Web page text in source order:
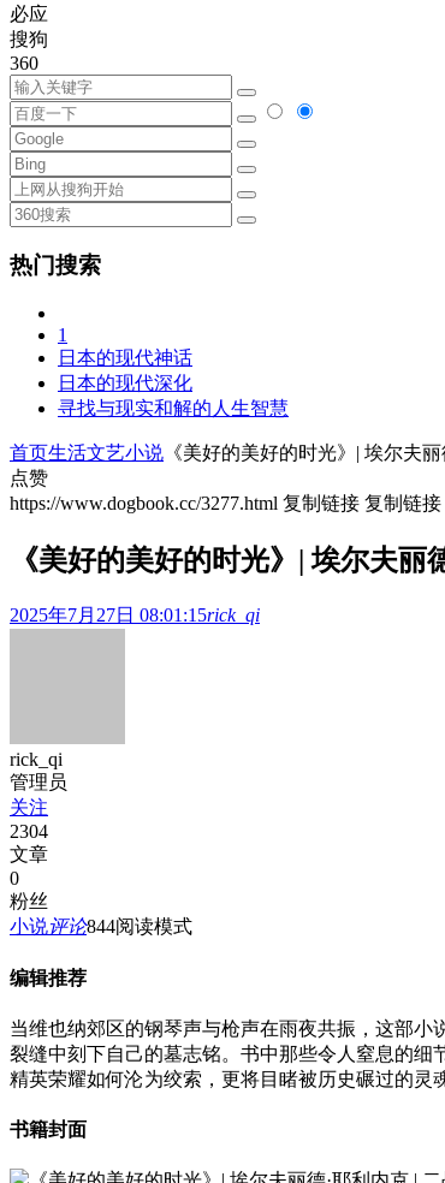
必应
搜狗
360
热门搜索
1
日本的现代神话
日本的现代深化
寻找与现实和解的人生智慧
首页生活文艺小说 《美好的美好的时光》| 埃尔夫
点赞
https://www.dogbook.cc/3277.html 复制链接 复制链接
《美好的美好的时光》| 埃尔夫
2025年7月27日 08:01:15rick_qi
rick_qi
管理员
关注
2304
文章
0
粉丝
小说评论844阅读模式
编辑推荐
当维也纳郊区的钢琴声与枪声在雨夜共振，这部
裂缝中刻下自己的墓志铭。书中那些令人窒息的
精英荣耀如何沦为绞索，更将目睹被历史碾过的灵
书籍封面